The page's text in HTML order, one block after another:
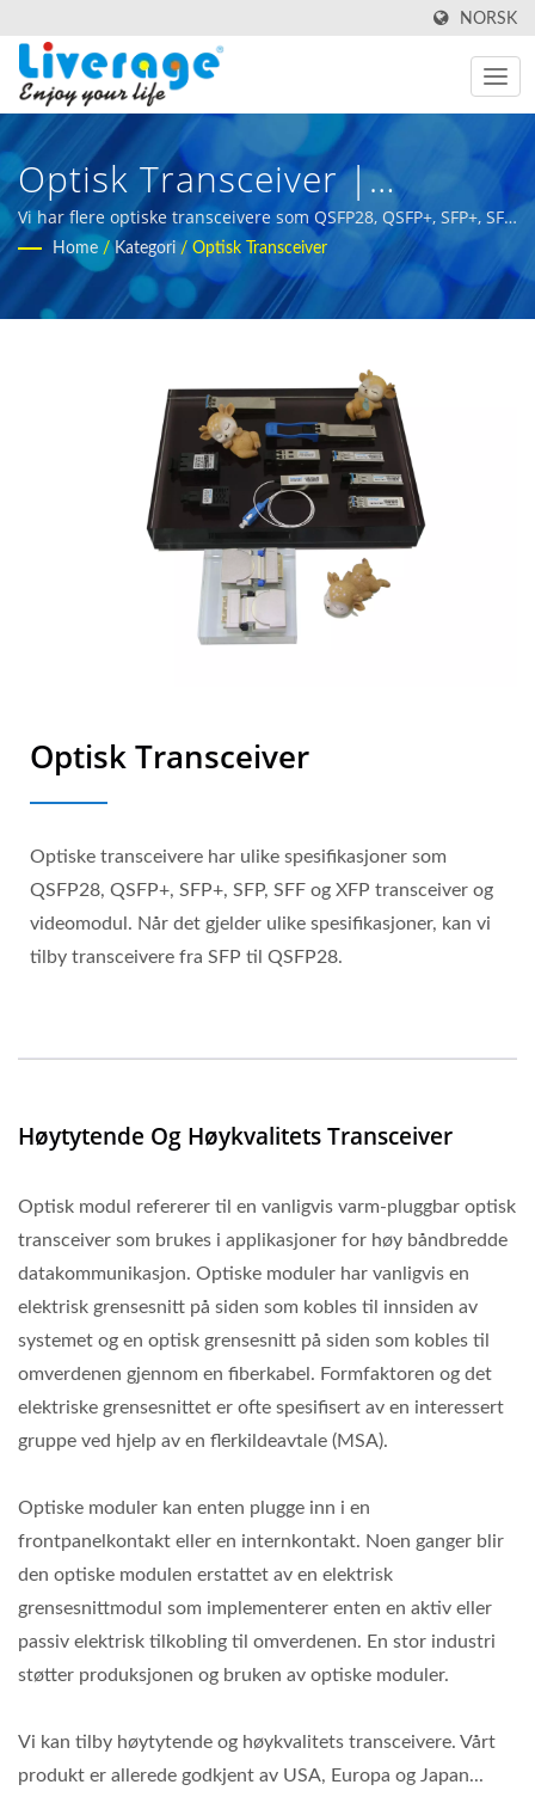
NORSK
Optisk Transceiver |
Høyytelses Fiberoptiske
Transceivere For 5g-Nettverk
Vi har flere optiske transceivere som QSFP28, QSFP+, SFP+, SFF
og XFP. | fiberoptisk måleutstyr for internasjonale kjøpere
Home / Kategori / Optisk Transceiver
Optisk Transceiver
Optiske transceivere har ulike spesifikasjoner som
QSFP28, QSFP+, SFP+, SFP, SFF og XFP transceiver og
videomodul. Når det gjelder ulike spesifikasjoner, kan vi
tilby transceivere fra SFP til QSFP28.
Høytytende Og Høykvalitets Transceiver
Optisk modul refererer til en vanligvis varm-pluggbar optisk
transceiver som brukes i applikasjoner for høy båndbredde
datakommunikasjon. Optiske moduler har vanligvis en
elektrisk grensesnitt på siden som kobles til innsiden av
systemet og en optisk grensesnitt på siden som kobles til
omverdenen gjennom en fiberkabel. Formfaktoren og det
elektriske grensesnittet er ofte spesifisert av en interessert
gruppe ved hjelp av en flerkildeavtale (MSA).
Optiske moduler kan enten plugge inn i en
frontpanelkontakt eller en internkontakt. Noen ganger blir
den optiske modulen erstattet av en elektrisk
grensesnittmodul som implementerer enten en aktiv eller
passiv elektrisk tilkobling til omverdenen. En stor industri
støtter produksjonen og bruken av optiske moduler.
Vi kan tilby høytytende og høykvalitets transceivere. Vårt
produkt er allerede godkjent av USA, Europa og Japan...